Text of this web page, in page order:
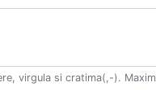
virgula si cratima(,-).